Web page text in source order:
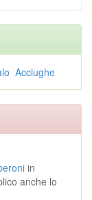
Acciughe
in
anche lo